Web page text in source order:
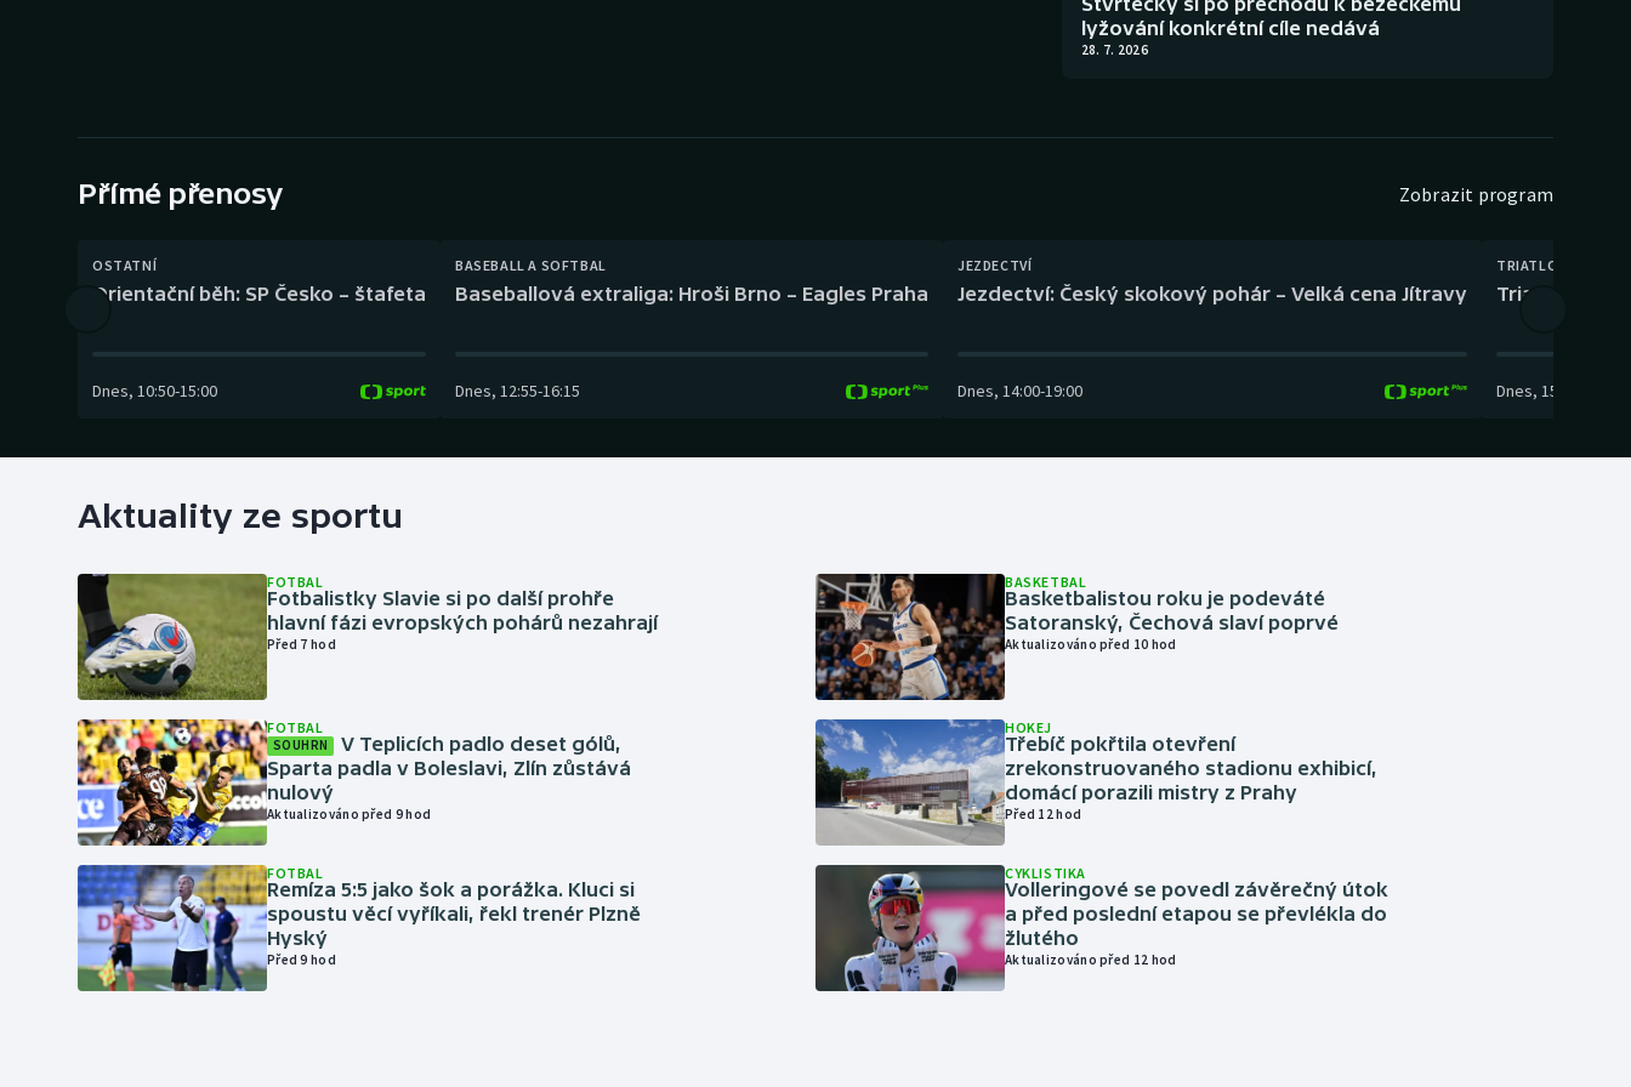
Gymnastika Plážový volejbal
lyžování konkrétní cíle nedává
28. 7. 2026
Přímé přenosy Zobrazit program
OSTATNÍ
Orientační běh: SP Česko – štafeta
Dnes, 10:50-15:00
BASEBALL A SOFTBAL
Baseballová extraliga: Hroši Brno – Eagles Praha
Dnes, 12:55-16:15
JEZDECTVÍ
Jezdectví: Český skokový pohár – Velká cena Jítravy
Dnes, 14:00-19:00
TRIATLON
Triatlon:
Dnes, 15:00
Aktuality ze sportu
FOTBAL
Fotbalistky Slavie si po další prohře
hlavní fázi evropských pohárů nezahrají
Před 7 hod
FOTBAL
SOUHRN
V Teplicích padlo deset gólů,
Sparta padla v Boleslavi, Zlín zůstává
nulový
Aktualizováno před 9 hod
FOTBAL
Remíza 5:5 jako šok a porážka. Kluci si
spoustu věcí vyříkali, řekl trenér Plzně
Hyský
Před 9 hod
BASKETBAL
Basketbalistou roku je podeváté
Satoranský, Čechová slaví poprvé
Aktualizováno před 10 hod
HOKEJ
Třebíč pokřtila otevření
zrekonstruovaného stadionu exhibicí,
domácí porazili mistry z Prahy
Před 12 hod
CYKLISTIKA
Volleringové se povedl závěrečný útok
a před poslední etapou se převlékla do
žlutého
Aktualizováno před 12 hod